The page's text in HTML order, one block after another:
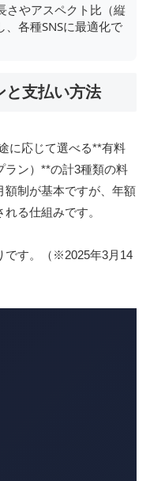
さやアスペクト比（縦
各種SNSに最適化で
支払い方法
に応じて選べる**有料
ラン）**の計3種類の料
額制が基本ですが、年額
る仕組みです​。
です。（※2025年3月14